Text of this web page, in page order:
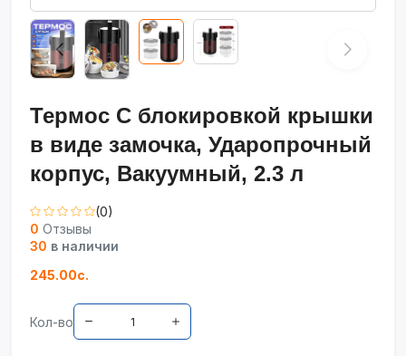
Термос С блокировкой крышки
в виде замочка, Ударопрочный
корпус, Вакуумный, 2.3 л
(0)
0 Отзывы
30 в наличии
245.00с.
Кол-во